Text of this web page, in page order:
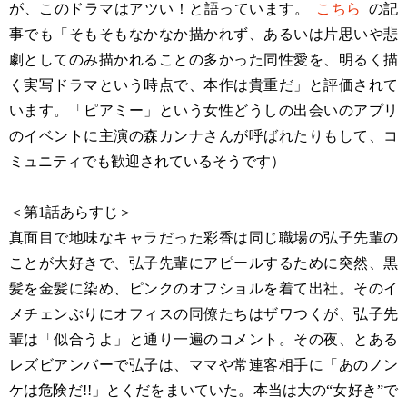
が、このドラマはアツい！と語っています。
こちら
の記
事でも「そもそもなかなか描かれず、あるいは片思いや悲
劇としてのみ描かれることの多かった同性愛を、明るく描
く実写ドラマという時点で、本作は貴重だ」と評価されて
います。「ピアミー」という女性どうしの出会いのアプリ
のイベントに主演の森カンナさんが呼ばれたりもして、コ
ミュニティでも歓迎されているそうです）
＜第1話あらすじ＞
真面目で地味なキャラだった彩香は同じ職場の弘子先輩の
ことが大好きで、弘子先輩にアピールするために突然、黒
髪を金髪に染め、ピンクのオフショルを着て出社。そのイ
メチェンぶりにオフィスの同僚たちはザワつくが、弘子先
輩は「似合うよ」と通り一遍のコメント。その夜、とある
レズビアンバーで弘子は、ママや常連客相手に「あのノン
ケは危険だ!!」とくだをまいていた。本当は大の“女好き”で